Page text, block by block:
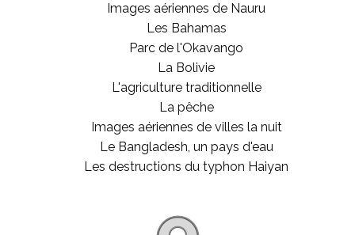
Images aériennes de Nauru
Les Bahamas
Parc de l'Okavango
La Bolivie
L'agriculture traditionnelle
La pêche
Images aériennes de villes la nuit
Le Bangladesh, un pays d'eau
Les destructions du typhon Haiyan